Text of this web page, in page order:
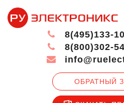
ОБРАТНЫЙ
8(495)133-
8(800)302-